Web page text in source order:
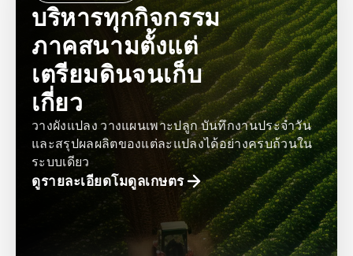
บริหารทุกกิจกรรม
ภาคสนามตั้งแต่
เตรียมดินจนเก็บ
เกี่ยว
วางผังแปลง วางแผนเพาะปลูก บันทึกงานประจำวัน
และสรุปผลผลิตของแต่ละแปลงได้อย่างครบถ้วนใน
ระบบเดียว
ดูรายละเอียดโมดูลเกษตร